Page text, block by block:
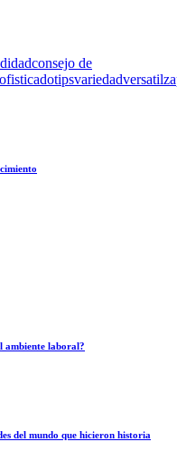
consejo de
tipsvariedadversatil
ambiente laboral?
del mundo que hicieron historia